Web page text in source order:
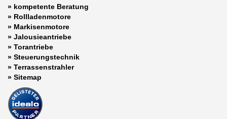
» kompetente Beratung
» Rollladenmotore
» Markisenmotore
» Jalousieantriebe
» Torantriebe
» Steuerungstechnik
» Terrassenstrahler
» Sitemap